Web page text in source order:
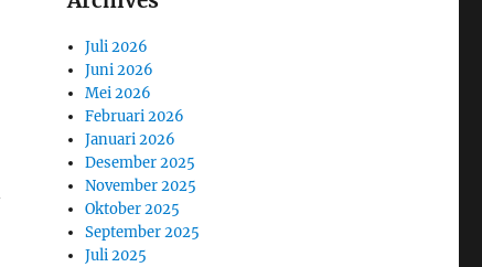
Juli 2026
Juni 2026
Mei 2026
Februari 2026
Januari 2026
Desember 2025
November 2025
Oktober 2025
September 2025
Juli 2025